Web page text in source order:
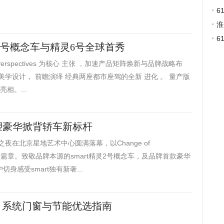
概念车与精灵6号全球首秀
为核心 主张 ，加速产品矩阵焕新与品牌战略布
学设计， 前瞻演绎 经典两座都市座驾的全新 进化 。 量产版
相。...
华掀背轿车新标杆
在北京星地艺术中心圆满落幕，以Change of
章。致敬品牌本源的smart精灵2号概念车，及品牌首款豪华
身感受smart独有新奢...
统门窗与节能优选指南